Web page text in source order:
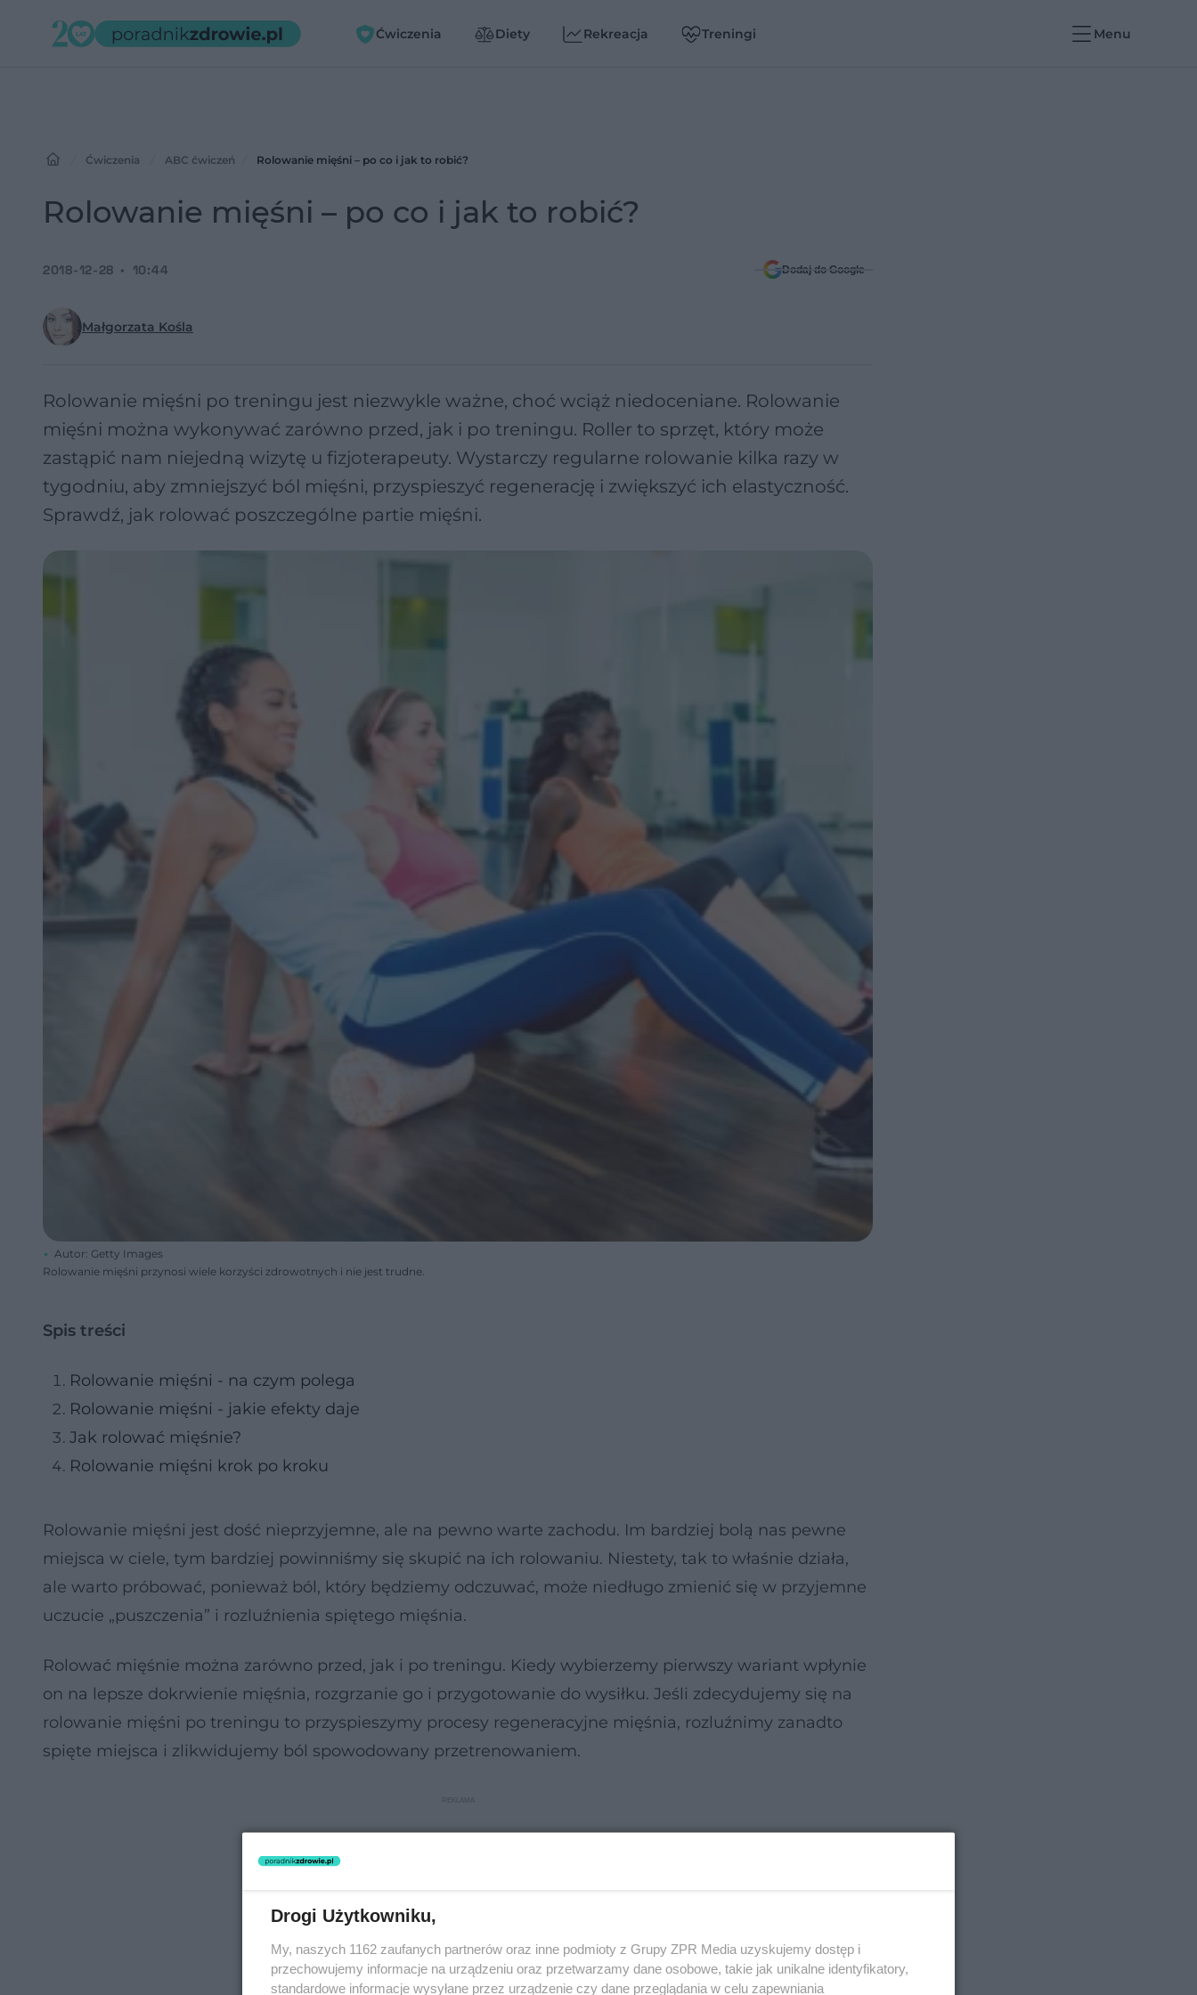
Ćwiczenia Diety Rekreacja Treningi Menu
Ćwiczenia ABC ćwiczeń Rolowanie mięśni – po co i jak to robić?
Rolowanie mięśni – po co i jak to robić?
Małgorzata Kośla
2018-12-28 10:44 Dodaj do Google
Rolowanie mięśni po treningu jest niezwykle ważne, choć wciąż niedoceniane. Rolowanie
mięśni można wykonywać zarówno przed, jak i po treningu. Roller to sprzęt, który może
zastąpić nam niejedną wizytę u fizjoterapeuty. Wystarczy regularne rolowanie kilka razy w
tygodniu, aby zmniejszyć ból mięśni, przyspieszyć regenerację i zwiększyć ich elastyczność.
Sprawdź, jak rolować poszczególne partie mięśni.
Autor: Getty Images
Rolowanie mięśni przynosi wiele korzyści zdrowotnych i nie jest trudne.
Spis treści
Rolowanie mięśni - na czym polega
Rolowanie mięśni - jakie efekty daje
Jak rolować mięśnie?
Rolowanie mięśni krok po kroku
Rolowanie mięśni jest dość nieprzyjemne, ale na pewno warte zachodu. Im bardziej bolą nas pewne
miejsca w ciele, tym bardziej powinniśmy się skupić na ich rolowaniu. Niestety, tak to właśnie działa,
ale warto próbować, ponieważ ból, który będziemy odczuwać, może niedługo zmienić się w przyjemne
uczucie „puszczenia” i rozluźnienia spiętego mięśnia.
Rolować mięśnie można zarówno przed, jak i po treningu. Kiedy wybierzemy pierwszy wariant wpłynie
on na lepsze dokrwienie mięśnia, rozgrzanie go i przygotowanie do wysiłku. Jeśli zdecydujemy się na
rolowanie mięśni po treningu to przyspieszymy procesy regeneracyjne mięśnia, rozluźnimy zanadto
spięte miejsca i zlikwidujemy ból spowodowany przetrenowaniem.
Drogi Użytkowniku,
My, naszych 1162 zaufanych partnerów oraz inne podmioty z Grupy ZPR Media uzyskujemy dostęp i
przechowujemy informacje na urządzeniu oraz przetwarzamy dane osobowe, takie jak unikalne identyfikatory,
standardowe informacje wysyłane przez urządzenie czy dane przeglądania w celu zapewniania